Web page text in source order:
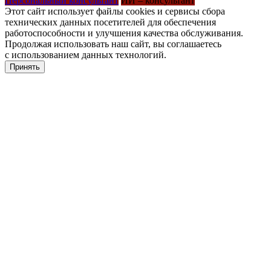
Этот сайт использует файлы cookies и сервисы сбора
технических данных посетителей для обеспечения
работоспособности и улучшения качества обслуживания.
Продолжая использовать наш сайт, вы соглашаетесь
с использованием данных технологий.
Принять